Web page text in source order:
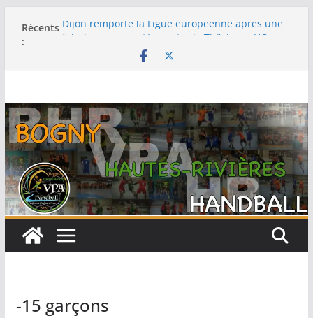
Récents
:
Dijon remporte la Ligue européenne après une
au terme d’une finale maîtrisée face au Füchse
Berlin
Metz remporte la Ligue des champions pour la
première fois après un exploit contre le tenant
du titre Györ
Filière féminine : les -18 championnes, les SF1
sur le podium, -15 et -13 quatrièmes
-15 garçons